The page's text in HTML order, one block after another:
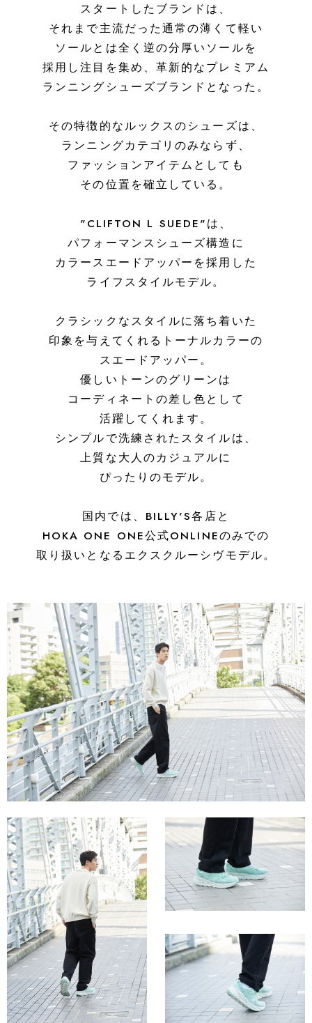
スタートしたブランドは、
それまで主流だった通常の薄くて軽い
ソールとは全く逆の分厚いソールを
採用し注目を集め、革新的なプレミアム
ランニングシューズブランドとなった。
その特徴的なルックスのシューズは、
ランニングカテゴリのみならず、
ファッションアイテムとしても
その位置を確立している。
"CLIFTON L SUEDE"は、
パフォーマンスシューズ構造に
カラースエードアッパーを採用した
ライフスタイルモデル。
クラシックなスタイルに落ち着いた
印象を与えてくれるトーナルカラーの
スエードアッパー。
優しいトーンのグリーンは
コーディネートの差し色として
活躍してくれます。
シンプルで洗練されたスタイルは、
上質な大人のカジュアルに
ぴったりのモデル。
国内では、BILLY'S各店と
HOKA ONE ONE公式ONLINEのみでの
取り扱いとなるエクスクルーシヴモデル。